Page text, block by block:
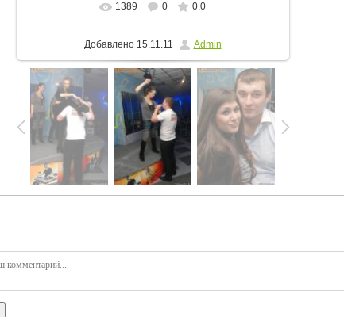
В реальном размере 512x768
1389 0 0.0
Добавлено15.11.11 Admin